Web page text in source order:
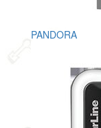
PANDORA